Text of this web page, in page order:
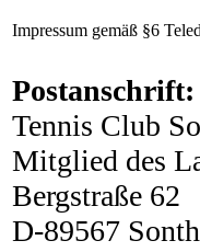
Impressum gemäß §6
Postanschrift:
Tennis Club
Mitglied des
Bergstraße 62
D-89567